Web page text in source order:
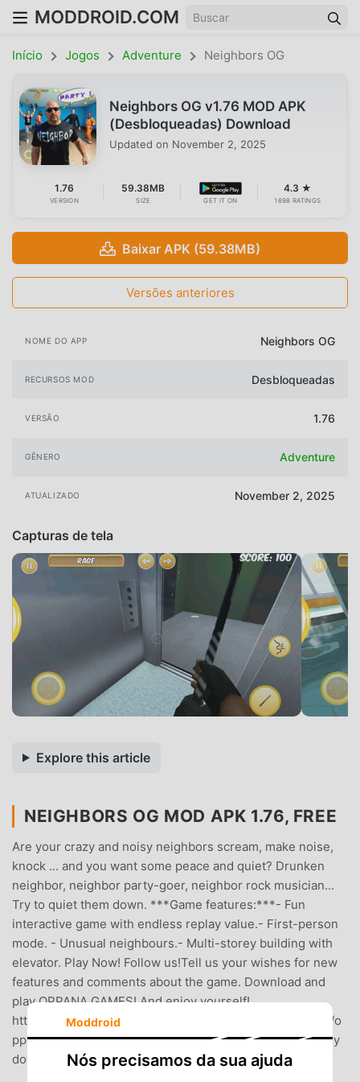
MODDROID.COM
Início Jogos Adventure Neighbors OG
Neighbors OG v1.76 MOD APK
(Desbloqueadas) Download
Updated on November 2, 2025
1.76
VERSION
59.38MB
SIZE GET IT ON
4.3 ★
1698 RATINGS
Baixar APK (59.38MB)
Versões anteriores
NOME DO APP Neighbors OG
RECURSOS MOD Desbloqueadas
VERSÃO 1.76
GÊNERO Adventure
ATUALIZADO November 2, 2025
Capturas de tela
Explore this article
NEIGHBORS OG MOD APK 1.76, FREE
Are your crazy and noisy neighbors scream, make noise,
knock ... and you want some peace and quiet? Drunken
neighbor, neighbor party-goer, neighbor rock musician...
Try to quiet them down. ***Game features:***- Fun
interactive game with endless replay value.- First-person
mode. - Unusual neighbours.- Multi-storey building with
elevator. Play Now! Follow us!Tell us your wishes for new
features and comments about the game. Download and
play OPPANA GAMES! And enjoy yourself!
https://www.facebook.com/OppanaGameshttps://vk.com/o
ppana_games While you're thinking, your friend is already
downloading!
Moddroid
Nós precisamos da sua ajuda